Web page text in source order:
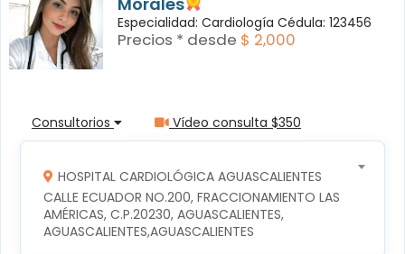
Especialidad: Cardiología Cédula: 123456
Precios * desde $ 2,000
Consultorios Vídeo consulta $350
HOSPITAL CARDIOLÓGICA AGUASCALIENTES
CALLE ECUADOR NO.200, FRACCIONAMIENTO LAS
AMÉRICAS, C.P.20230, AGUASCALIENTES,
AGUASCALIENTES,AGUASCALIENTES